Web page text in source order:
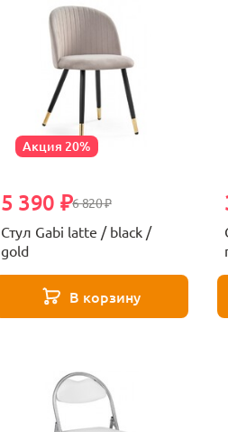
Акция 20%
6 820 ₽
5 390 ₽
Стул Gabi latte / black /
gold
В корзину